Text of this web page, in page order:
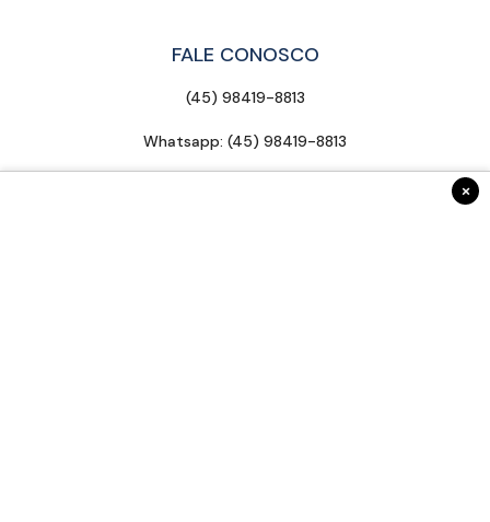
×
FALE CONOSCO
(45) 98419-8813
Whatsapp: (45) 98419-8813